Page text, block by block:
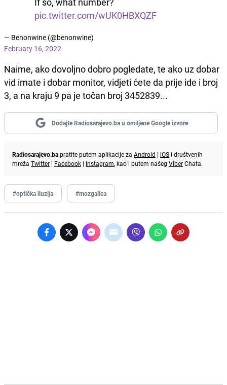
pic.twitter.com/wUK0HBXQZF
— Benonwine (@benonwine)
February 16, 2022
Naime, ako dovoljno dobro pogledate, te ako uz dobar
vid imate i dobar monitor, vidjeti ćete da prije ide i broj
3, a na kraju 9 pa je točan broj 3452839...
Dodajte Radiosarajevo.ba u omiljene Google izvore
Radiosarajevo.bapratite putem aplikacije za Android | iOS i društvenih
mreža Twitter | Facebook | Instagram, kao i putem našeg ViberChata.
#optička iluzija #mozgalica